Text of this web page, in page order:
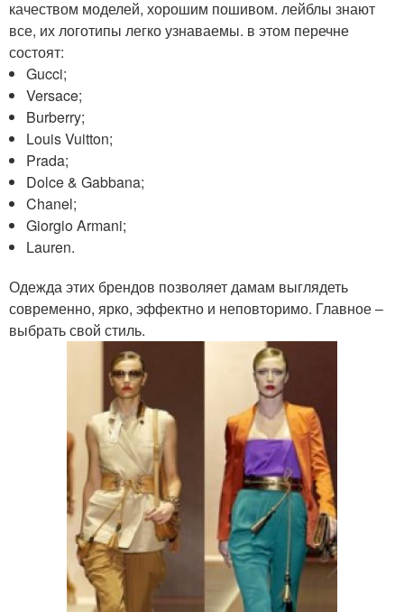
качеством моделей, хорошим пошивом. лейблы знают
все, их логотипы легко узнаваемы. в этом перечне
состоят:
Gucci;
Versace;
Burberry;
Louis Vuitton;
Prada;
Dolce & Gabbana;
Chanel;
Giorgio Armani;
Lauren.
Одежда этих брендов позволяет дамам выглядеть
современно, ярко, эффектно и неповторимо. Главное –
выбрать свой стиль.